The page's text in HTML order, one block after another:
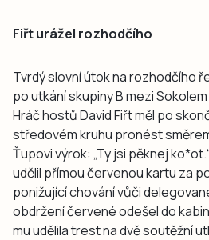
Fiřt urážel rozhodčího
Tvrdý slovní útok na rozhodčího
po utkání skupiny B mezi
Hráč hostů David Fiřt měl po
středovém kruhu pronést
Ťupovi výrok: „Ty jsi pěknej
udělil přímou červenou kartu za
ponižující chování vůči
obdržení červené odešel do
mu udělila trest na dvě soutěžní